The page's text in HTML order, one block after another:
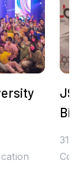
with
31